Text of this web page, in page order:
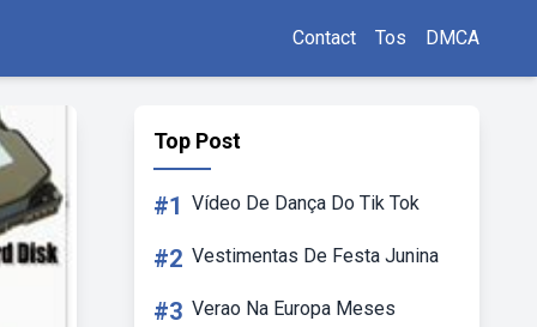
Contact Tos DMCA
Top Post
#1 Vídeo De Dança Do Tik Tok
#2 Vestimentas De Festa Junina
#3 Verao Na Europa Meses